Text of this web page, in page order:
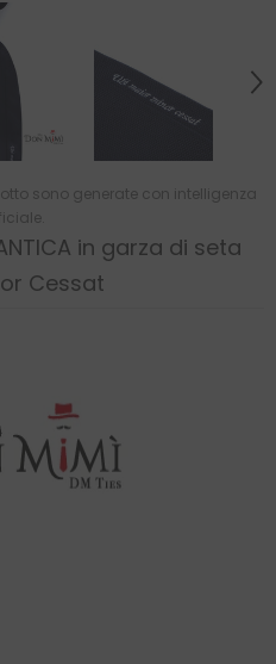
sono generate con intelligenza
in garza di seta
Cessat